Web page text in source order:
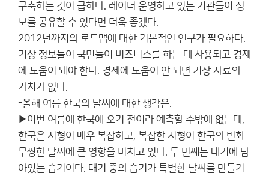
구축하는 것이 급하다. 레이더 운영하고 있는 기관들이 정
보를 공유할 수 있다면 더욱 좋겠다.
2012년까지의 로드맵에 대한 기본적인 연구가 필요하다.
기상 정보들이 국민들이 비즈니스를 하는 데 사용되고 경제
에 도움이 돼야 한다. 경제에 도움이 안 되면 기상 자료의
가치가 없다.
-올해 여름 한국의 날씨에 대한 생각은.
▶이번 여름에 한국에 오기 전이라 예측할 수밖에 없는데,
한국은 지형이 매우 복잡하고, 복잡한 지형이 한국의 변화
무쌍한 날씨에 큰 영향을 미치고 있다. 두 번째는 대기에 남
아있는 습기이다. 대기 중의 습기가 특별한 날씨를 만들기